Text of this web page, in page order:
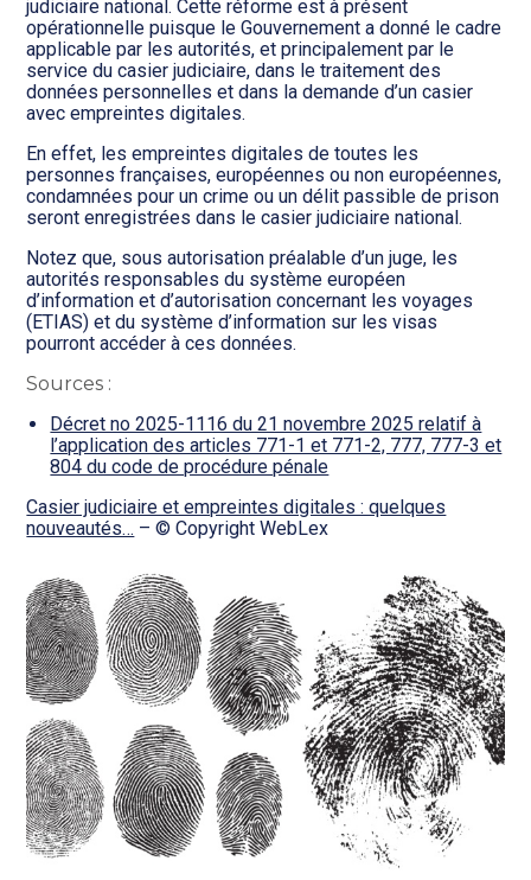
judiciaire national. Cette réforme est à présent
opérationnelle puisque le Gouvernement a donné le cadre
applicable par les autorités, et principalement par le
service du casier judiciaire, dans le traitement des
données personnelles et dans la demande d’un casier
avec empreintes digitales.
En effet, les empreintes digitales de toutes les
personnes françaises, européennes ou non européennes,
condamnées pour un crime ou un délit passible de prison
seront enregistrées dans le casier judiciaire national.
Notez que, sous autorisation préalable d’un juge, les
autorités responsables du système européen
d’information et d’autorisation concernant les voyages
(ETIAS) et du système d’information sur les visas
pourront accéder à ces données.
Sources :
Décret no 2025-1116 du 21 novembre 2025 relatif à
l’application des articles 771-1 et 771-2, 777, 777-3 et
804 du code de procédure pénale
Casier judiciaire et empreintes digitales : quelques
nouveautés… – © Copyright WebLex